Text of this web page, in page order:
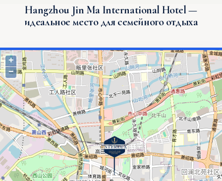
Hangzhou Jin Ma International Hotel —
идеальное место для семейного отдыха
+
−